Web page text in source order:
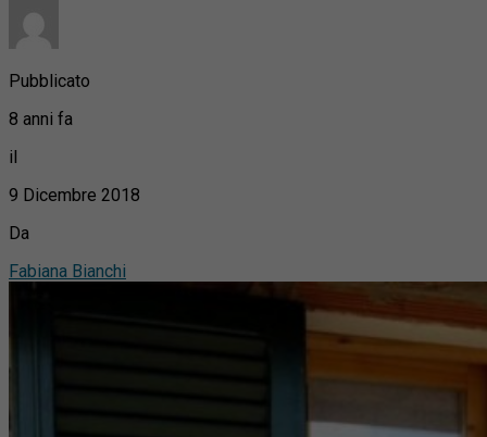
Pubblicato
8 anni fa
il
9 Dicembre 2018
Da
Fabiana Bianchi